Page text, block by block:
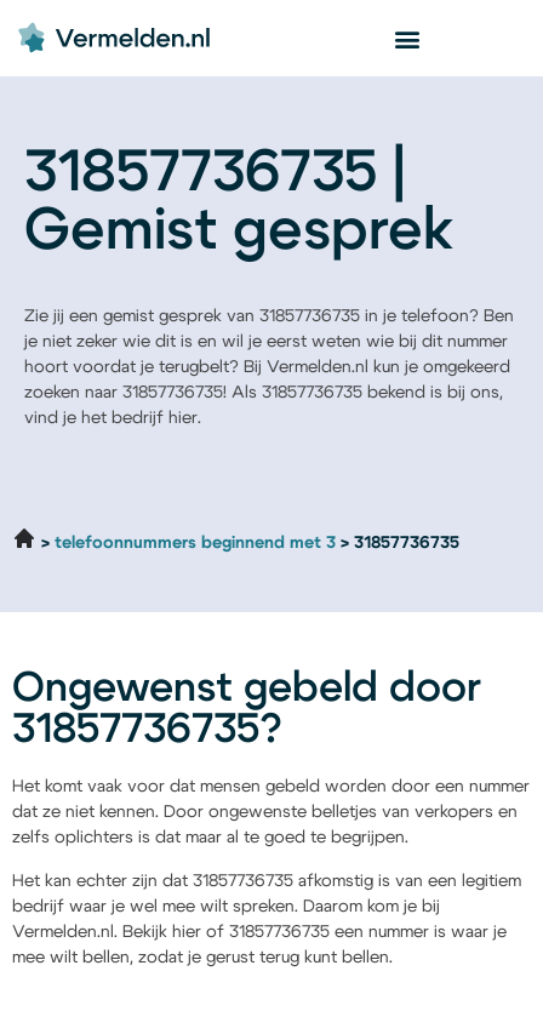
31857736735 |
Gemist gesprek
Zie jij een gemist gesprek van 31857736735 in je telefoon? Ben
je niet zeker wie dit is en wil je eerst weten wie bij dit nummer
hoort voordat je terugbelt? Bij Vermelden.nl kun je omgekeerd
zoeken naar 31857736735! Als 31857736735 bekend is bij ons,
vind je het bedrijf hier.
telefoonnummers beginnend met 3 31857736735
Ongewenst gebeld door
31857736735?
Het komt vaak voor dat mensen gebeld worden door een nummer
dat ze niet kennen. Door ongewenste belletjes van verkopers en
zelfs oplichters is dat maar al te goed te begrijpen.
Het kan echter zijn dat 31857736735 afkomstig is van een legitiem
bedrijf waar je wel mee wilt spreken. Daarom kom je bij
Vermelden.nl. Bekijk hier of 31857736735 een nummer is waar je
mee wilt bellen, zodat je gerust terug kunt bellen.